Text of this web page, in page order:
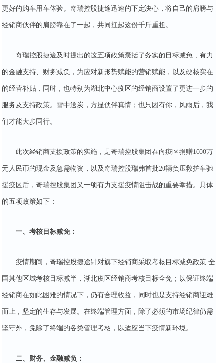
更好的购车用车体验。奇瑞控股捷途迅速的下定决心，将自己的肩膀与
经销商伙伴的肩膀靠在了一起，共同扛起这份千斤重担。
奇瑞控股捷途及时提出的这五项政策囊括了务实的目标减免，有力
的金融支持、财务减负，为应对新形势赋能的营销赋能，以及硬核实在
的经营补贴，同时，也特别为湖北中心疫区的经销商设置了更进一步的
服务及支持政策。雪中送炭，方显伙伴真情；也只因有你，风雨后，我
们才能大步同行。
此次经销商支援政策的实施，是奇瑞控股集团在向疫区捐赠1000万
元人民币的现金及急需物资，以及奇瑞控股瑞弗首批20辆负压救护车驰
援疫区后，奇瑞控股集团又一项有力支援疫情阻击战的重要举措。具体
的五项政策如下：
一、考核目标减免：
疫情期间，奇瑞控股捷途针对旗下经销商采取考核目标减免政策.全
国其他区域考核目标减半，湖北疫区经销商考核目标全免；以保证终端
经销商在如此困难的情况下，仍有合理收益，同时也是支持经销商迎难
而上，坚定的生存与发展。在终端管理方面，除了必须的市场纪律仍需
坚守外，免除了终端的各类管理考核，以适应当下疫情新环境。
二、财务、金融减负：